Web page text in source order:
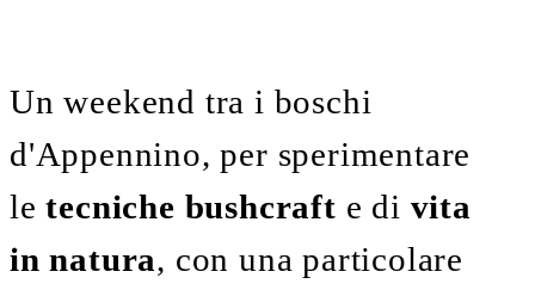
Un weekend tra i boschi
d'Appennino, per sperimentare
letecniche bushcraft e di vita
in natura, con una particolare